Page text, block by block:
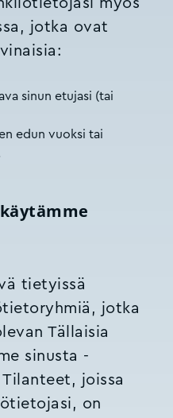
jotka ovat
sinun etujasi (tai
edun vuoksi tai
tietyissä
jotka
Tällaisia
sinusta -
joissa
on